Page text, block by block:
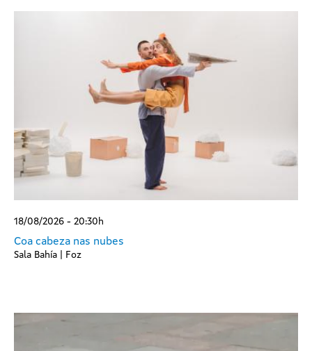
18/08/2026 - 20:30h
Coa cabeza nas nubes
Sala Bahía | Foz